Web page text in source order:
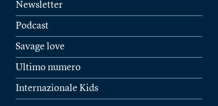
Newsletter
Podcast
Savage love
Ultimo numero
Internazionale Kids